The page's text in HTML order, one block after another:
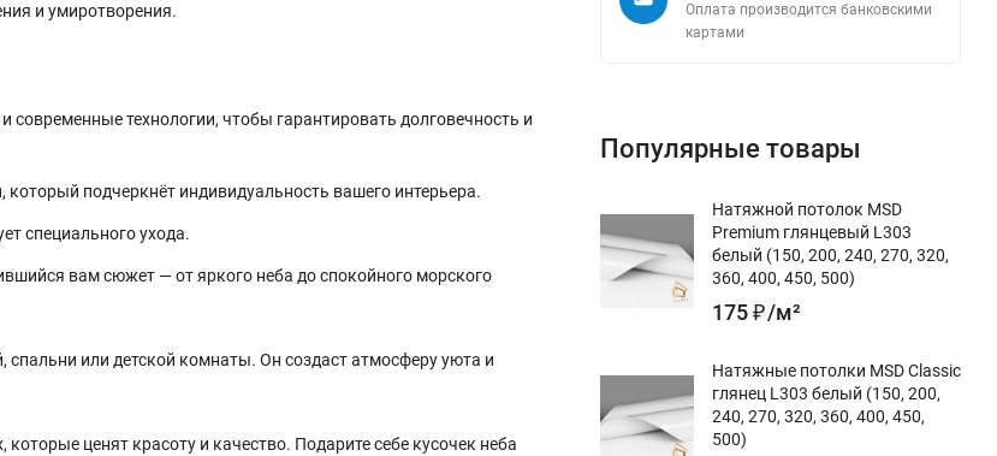
и умиротворения.
технологии, чтобы гарантировать долговечность и
подчеркнёт индивидуальность вашего интерьера.
специального ухода.
вам сюжет — от яркого неба до спокойного морского
или детской комнаты. Он создаст атмосферу уюта и
ценят красоту и качество. Подарите себе кусочек неба
Оплата производится банковскими
картами
Популярные товары
Натяжной потолок MSD
Premium глянцевый L303
белый (150, 200, 240, 270, 320,
360, 400, 450, 500)
175₽/м²
Натяжные потолки MSD Classic
глянец L303 белый (150, 200,
240, 270, 320, 360, 400, 450,
500)